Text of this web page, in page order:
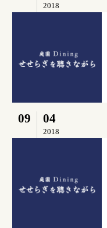
2018
09 04
2018